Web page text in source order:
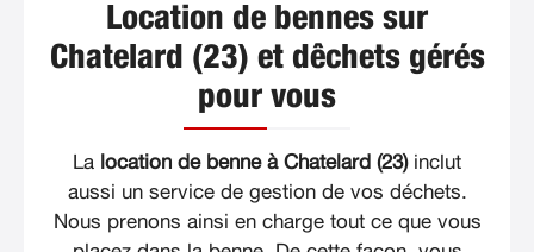
Location de bennes sur
Chatelard (23) et dêchets gérés
pour vous
La location de benne à Chatelard (23)inclut
aussi un service de gestion de vos déchets.
Nous prenons ainsi en charge tout ce que vous